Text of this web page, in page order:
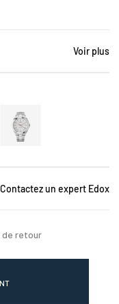
Voir plus
Contactez un expert Edox
retour